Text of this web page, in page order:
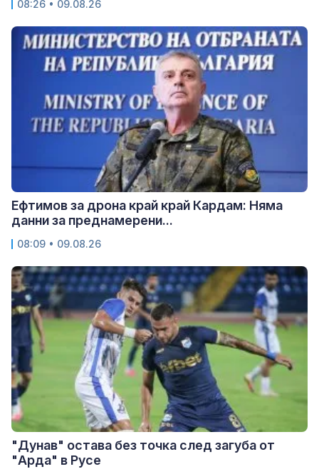
08:26 • 09.08.26
Ефтимов за дрона край край Кардам: Няма
данни за преднамерени...
08:09 • 09.08.26
"Дунав" остава без точка след загуба от
"Арда" в Русе